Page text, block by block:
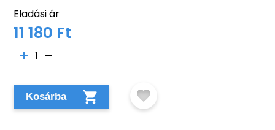
Eladási ár
11 180 Ft
1
Kosárba